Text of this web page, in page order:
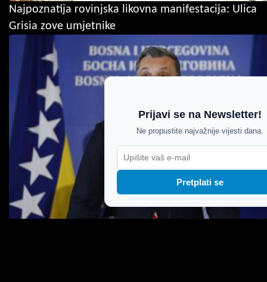
Najpoznatija rovinjska likovna manifestacija: Ulica
Grisia zove umjetnike
Prijavi se na Newsletter!
Ne propustite najvažnije vijesti dana.
Pretplati se